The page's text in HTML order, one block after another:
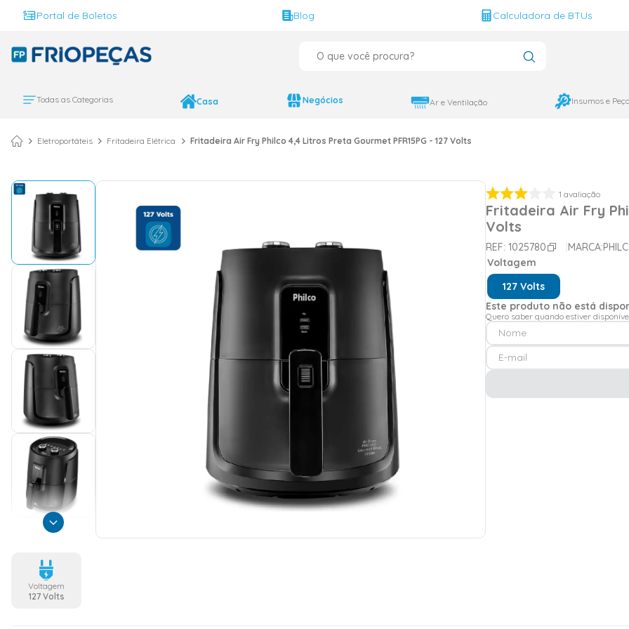
Portal de Boletos Blog Calculadora de BTUs
Todas as Categorias Casa Negócios Ar e Ventilação Insumos e
Eletroportáteis Fritadeira Elétrica Fritadeira Air Fry Philco 4,4 Litros Preta Gourmet PFR15PG - 127 Volts
Voltagem
127 Volts
1 avaliação
Fritadeira Air Fry
Volts
REF: 1025780 MARCA:
Voltagem
127 Volts
Este produto não está
Quero saber quando estiver
ar condicionado 12000
3º ar condicionado
8
9
10